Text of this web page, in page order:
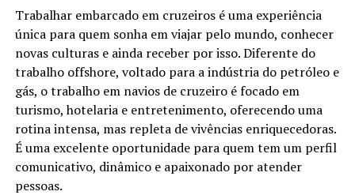
Trabalhar embarcado em cruzeiros é uma experiência
única para quem sonha em viajar pelo mundo, conhecer
novas culturas e ainda receber por isso. Diferente do
trabalho offshore, voltado para a indústria do petróleo e
gás, o trabalho em navios de cruzeiro é focado em
turismo, hotelaria e entretenimento, oferecendo uma
rotina intensa, mas repleta de vivências enriquecedoras.
É uma excelente oportunidade para quem tem um perfil
comunicativo, dinâmico e apaixonado por atender
pessoas.